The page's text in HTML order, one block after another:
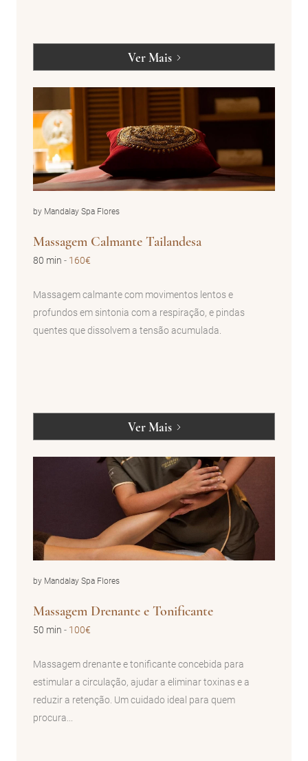
Ver Mais
by Mandalay Spa Flores
Massagem Calmante Tailandesa
80 min - 160€
Massagem calmante com movimentos lentos e
profundos em sintonia com a respiração, e pindas
quentes que dissolvem a tensão acumulada.
Ver Mais
by Mandalay Spa Flores
Massagem Drenante e Tonificante
50 min - 100€
Massagem drenante e tonificante concebida para
estimular a circulação, ajudar a eliminar toxinas e a
reduzir a retenção. Um cuidado ideal para quem
procura...